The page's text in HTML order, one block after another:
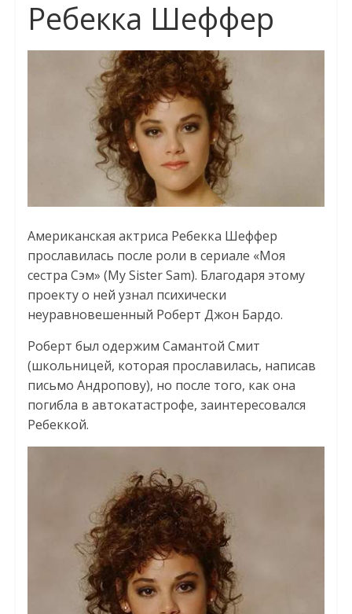
Ребекка Шеффер
Американская актриса Ребекка Шеффер
прославилась после роли в сериале «Моя
сестра Сэм» (My Sister Sam). Благодаря этому
проекту о ней узнал психически
неуравновешенный Роберт Джон Бардо.
Роберт был одержим Самантой Смит
(школьницей, которая прославилась, написав
письмо Андропову), но после того, как она
погибла в автокатастрофе, заинтересовался
Ребеккой.